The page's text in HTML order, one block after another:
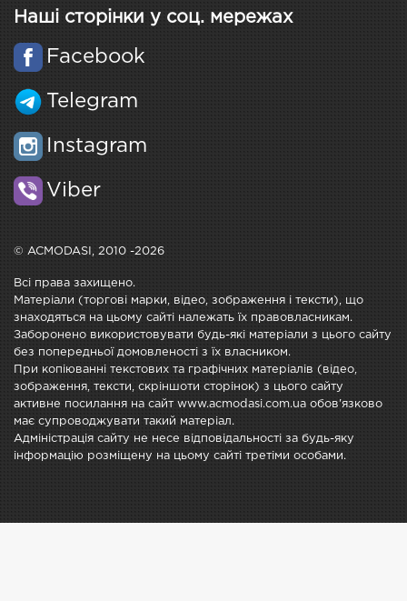
Наші сторінки у соц. мережах
Facebook
Telegram
Instagram
Viber
© ACMODASI, 2010 -2026
Всі права захищено.
Матеріали (торгові марки, відео, зображення і тексти), що
знаходяться на цьому сайті належать їх правовласникам.
Заборонено використовувати будь-які матеріали з цього сайту
без попередньої домовленості з їх власником.
При копіюванні текстових та графічних матеріалів (відео,
зображення, тексти, скріншоти сторінок) з цього сайту
активне посилання на сайт www.acmodasi.com.ua обов'язково
має супроводжувати такий матеріал.
Адміністрація сайту не несе відповідальності за будь-яку
інформацію розміщену на цьому сайті третіми особами.